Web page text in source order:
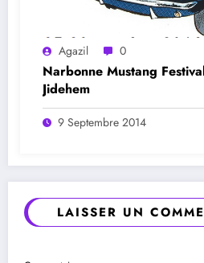
Agazil 0
Narbonne Mustang
Jidehem
9 Septembre 2014
LAISSER UN